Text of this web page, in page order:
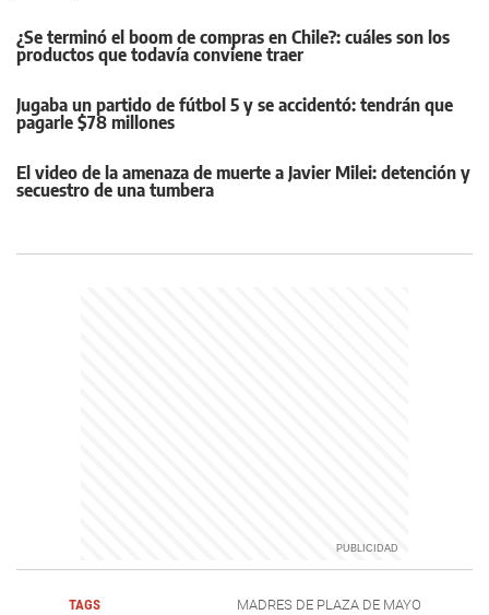
¿Se terminó el boom de compras en Chile?: cuáles son los
productos que todavía conviene traer
Jugaba un partido de fútbol 5 y se accidentó: tendrán que
pagarle $78 millones
El video de la amenaza de muerte a Javier Milei: detención y
secuestro de una tumbera
TAGS MADRES DE PLAZA DE MAYO